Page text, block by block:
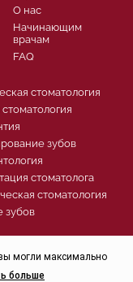
стоматология
зубов
стоматолога
стоматология
зубов
О нас
Начинающим
врачам
FAQ
могли максимально
больше